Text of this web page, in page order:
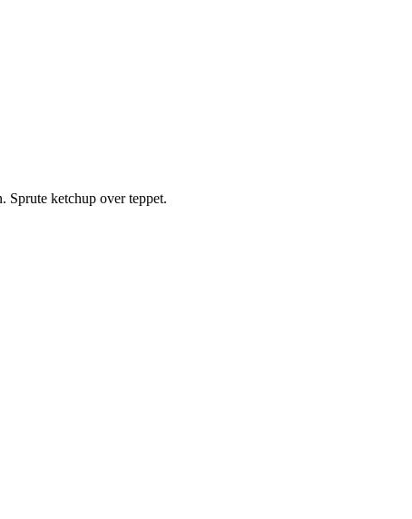
Sprute ketchup over teppet.